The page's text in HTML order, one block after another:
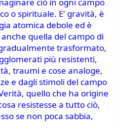
ciò in ogni campo
o spirituale. E' gravità, è
atomica debole ed è
quella del campo di
trasformato,
più resistenti,
traumi e cose analoge,
e dagli stimoli del campo
quello che ha origine
resistesse a tutto ciò,
se non poca sabbia,